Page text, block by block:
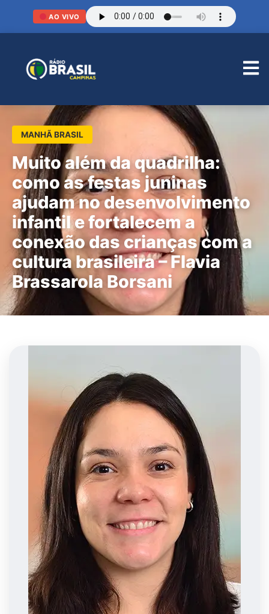
AO VIVO
MANHÃ BRASIL
Muito além da quadrilha:
como as festas juninas
ajudam no desenvolvimento
infantil e fortalecem a
conexão das crianças com a
cultura brasileira – Flavia
Brassarola Borsani